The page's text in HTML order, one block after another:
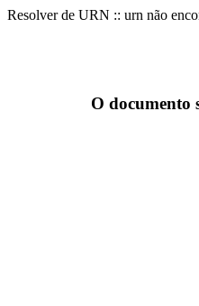
Resolver de URN :: urn não
O documento